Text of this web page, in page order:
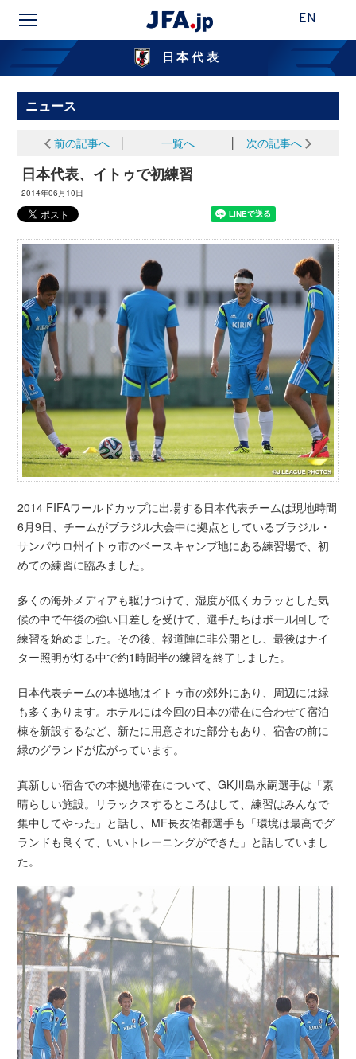
EN
日本代表
ニュース
前の記事へ 一覧へ 次の記事へ
日本代表、イトゥで初練習
2014年06月10日
2014 FIFAワールドカップに出場する日本代表チームは現地時間
6月9日、チームがブラジル大会中に拠点としているブラジル・
サンパウロ州イトゥ市のベースキャンプ地にある練習場で、初
めての練習に臨みました。
多くの海外メディアも駆けつけて、湿度が低くカラッとした気
候の中で午後の強い日差しを受けて、選手たちはボール回しで
練習を始めました。その後、報道陣に非公開とし、最後はナイ
ター照明が灯る中で約1時間半の練習を終了しました。
日本代表チームの本拠地はイトゥ市の郊外にあり、周辺には緑
も多くあります。ホテルには今回の日本の滞在に合わせて宿泊
棟を新設するなど、新たに用意された部分もあり、宿舎の前に
緑のグランドが広がっています。
真新しい宿舎での本拠地滞在について、GK川島永嗣選手は「素
晴らしい施設。リラックスするところはして、練習はみんなで
集中してやった」と話し、MF長友佑都選手も「環境は最高でグ
ランドも良くて、いいトレーニングができた」と話していまし
た。